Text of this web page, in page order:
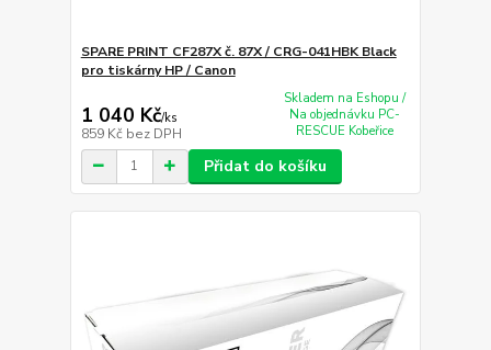
SPARE PRINT CF287X č. 87X / CRG-041HBK Black
pro tiskárny HP / Canon
1 040 Kč/ks
859 Kč bez DPH
Skladem na Eshopu /
Na objednávku PC-
RESCUE Kobeřice
Přidat do košíku